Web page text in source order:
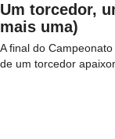
Um torcedor,
mais uma)
A final do
de um torcedor